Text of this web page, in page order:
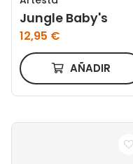
Jungle Baby's
12,95 €
AÑADIR